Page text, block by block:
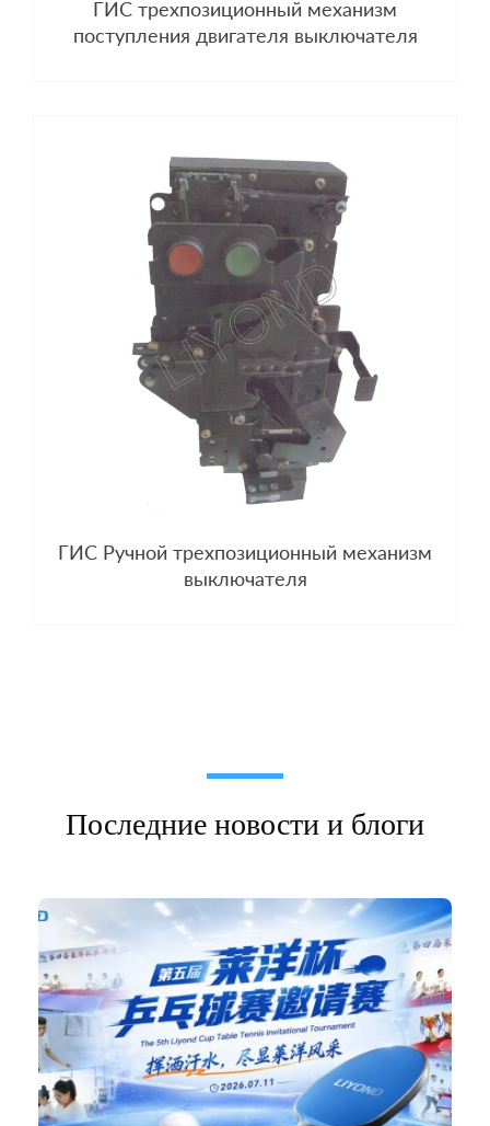
ГИС трехпозиционный механизм
поступления двигателя выключателя
ГИС Ручной трехпозиционный механизм
выключателя
Последние новости и блоги